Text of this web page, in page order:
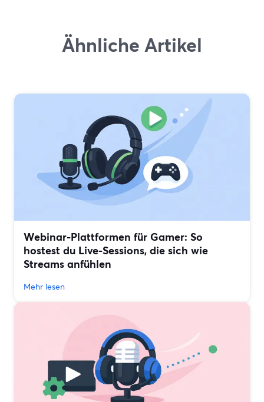
Ähnliche Artikel
Webinar-Plattformen für Gamer: So
hostest du Live-Sessions, die sich wie
Streams anfühlen
Mehr lesen